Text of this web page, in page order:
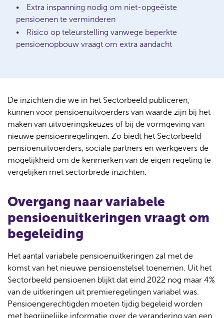
Extra inspanning nodig om niet-opgeëiste
pensioenen te verminderen
Risico op teleurstelling vanwege beperkte
pensioenopbouw vraagt om extra aandacht
De inzichten die we in het Sectorbeeld publiceren,
kunnen voor pensioenuitvoerders van waarde zijn bij het
maken van uitvoeringskeuzes of bij de vormgeving van
nieuwe pensioenregelingen. Zo biedt het Sectorbeeld
pensioenuitvoerders, sociale partners en werkgevers de
mogelijkheid om de kenmerken van de eigen regeling te
vergelijken met sectorbrede inzichten.
Overgang naar variabele
pensioenuitkeringen vraagt om
begeleiding
Het aantal variabele pensioenuitkeringen zal met de
komst van het nieuwe pensioenstelsel toenemen. Uit het
Sectorbeeld pensioenen blijkt dat eind 2022 nog maar 4%
van de uitkeringen uit premieregelingen variabel was.
Pensioengerechtigden moeten tijdig begeleid worden
met begrijpelijke informatie over de verandering van een